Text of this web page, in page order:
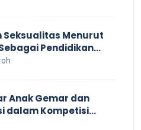
Seksualitas Menurut
Pendidikan
Anak Gemar dan
dalam Kompetisi